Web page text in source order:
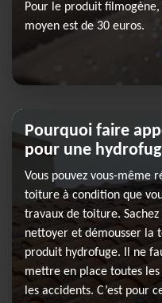
Pour le produit
moyen est de 30 euros.
Pourquoi faire
pour une
Vous pouvez vous-même
toiture à condition que
travaux de toiture.
nettoyer et démousser la
produit hydrofuge. Il ne
mettre en place toutes
les accidents. C’est pour